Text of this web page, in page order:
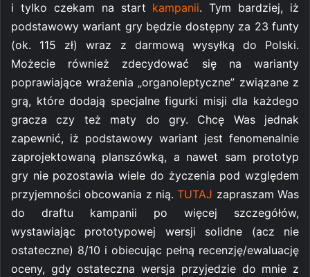
i tylko czekam na start kampanii. Tym bardziej, iż
podstawowy wariant gry będzie dostępny za 23 funty
(ok. 115 zł) wraz z darmową wysyłką do Polski.
Możecie również zdecydować się na warianty
poprawiające wrażenia „organoleptyczne” związane z
grą, które dodają specjalne figurki misji dla każdego
gracza czy też maty do gry. Chcę Was jednak
zapewnić, iż podstawowy wariant jest fenomenalnie
zaprojektowaną planszówką, a nawet sam prototyp
gry nie pozostawia wiele do życzenia pod względem
przyjemności obcowania z nią.TUTAJ zapraszam Was
do draftu kampanii po więcej szczegółów,
wystawiając prototypowej wersji solidne (acz nie
ostateczne) 8/10 i obiecując pełną recenzję/ewaluację
oceny, gdy ostateczna wersja przyjedzie do mnie z